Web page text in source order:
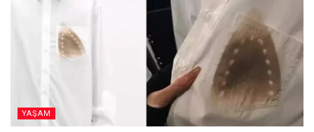
YAŞAM